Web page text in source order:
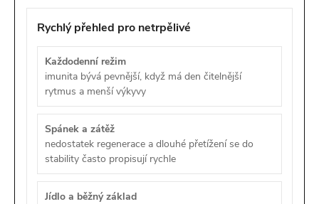
Rychlý přehled pro netrpělivé
Každodenní režim
imunita bývá pevnější, když má den čitelnější
rytmus a menší výkyvy
Spánek a zátěž
nedostatek regenerace a dlouhé přetížení se do
stability často propisují rychle
Jídlo a běžný základ